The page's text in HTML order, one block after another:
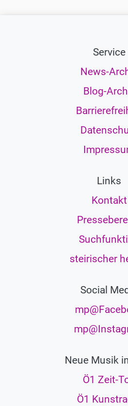
Service
News-
Blog-
Links
Kontakt
steirischer
Social
Neue Musik
Ö1 Zeit-
Ö1